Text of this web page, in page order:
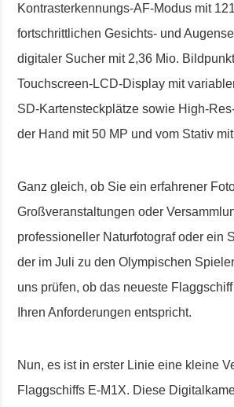
Kontrasterkennungs-AF-Modus mit
fortschrittlichen Gesichts- und
digitaler Sucher mit 2,36 Mio.
Touchscreen-LCD-Display mit
SD-Kartensteckplätze sowie High-
der Hand mit 50 MP und vom Stativ mit
Ganz gleich, ob Sie ein erfahrener
Großveranstaltungen oder
professioneller Naturfotograf oder ein
der im Juli zu den Olympischen
uns prüfen, ob das neueste
Ihren Anforderungen entspricht.
Nun, es ist in erster Linie eine kleine
Flaggschiffs E-M1X. Diese